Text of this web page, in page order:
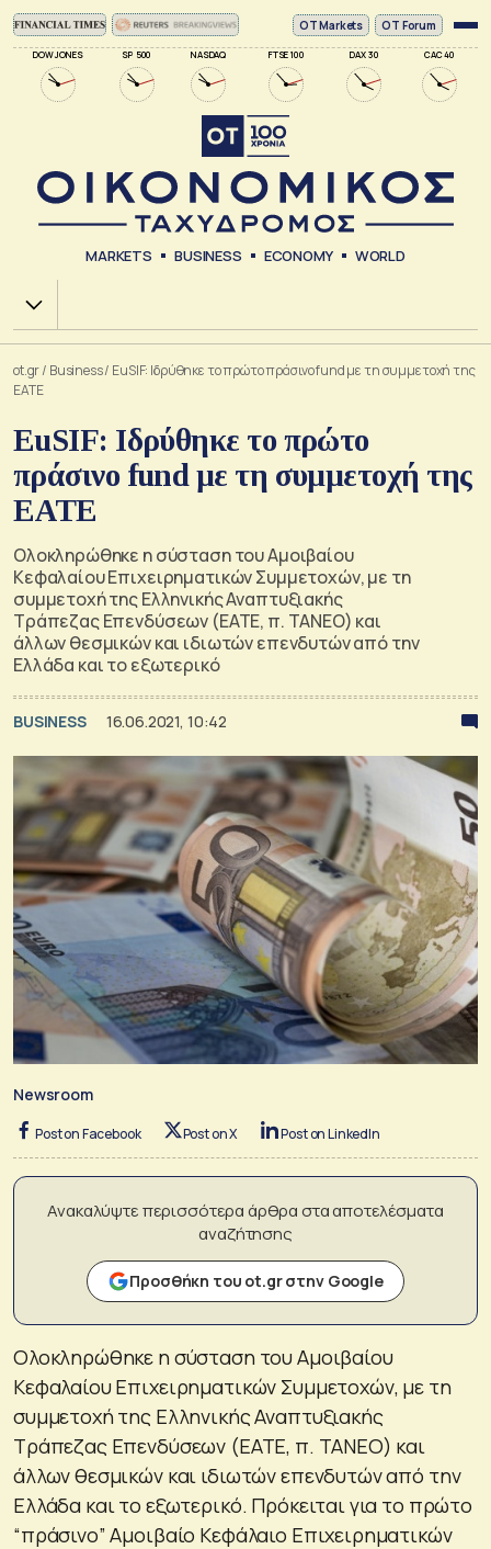
DOW JONES SP 500 NASDAQ FTSE 100 DAX 30 CAC 40
ΟΤ Markets OT Forum
MARKETS BUSINESS ECONOMY WORLD
Χ.Α.
ot.gr/ Business/ EuSIF: Ιδρύθηκε τo πρώτο πράσινο fund με τη συμμετοχή της
ΕΑΤΕ
EuSIF: Ιδρύθηκε τo πρώτο
πράσινο fund με τη συμμετοχή της
ΕΑΤΕ
Ολοκληρώθηκε η σύσταση του Αμοιβαίου
Κεφαλαίου Επιχειρηματικών Συμμετοχών, με τη
συμμετοχή της Ελληνικής Αναπτυξιακής
Τράπεζας Επενδύσεων (ΕΑΤΕ, π. ΤΑΝΕΟ) και
άλλων θεσμικών και ιδιωτών επενδυτών από την
Ελλάδα και το εξωτερικό
BUSINESS 16.06.2021, 10:42
Newsroom
Post on Facebook Post on X Post on LinkedIn
Ανακαλύψτε περισσότερα άρθρα στα αποτελέσματα
αναζήτησης
Προσθήκη του ot.gr στην Google
Ολοκληρώθηκε η σύσταση του Αμοιβαίου
Κεφαλαίου Επιχειρηματικών Συμμετοχών, με τη
συμμετοχή της Ελληνικής Αναπτυξιακής
Τράπεζας Επενδύσεων (ΕΑΤΕ, π. ΤΑΝΕΟ) και
άλλων θεσμικών και ιδιωτών επενδυτών από την
Ελλάδα και το εξωτερικό. Πρόκειται για το πρώτο
“πράσινο” Αμοιβαίο Κεφάλαιο Επιχειρηματικών